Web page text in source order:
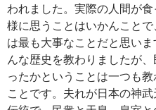
われました。実際の人間が
様に思うことはいかんこと
は最も大事なことだと思い
んな歴史を教わりましたが
ったかということは一つも
ことです。夫れが日本の神